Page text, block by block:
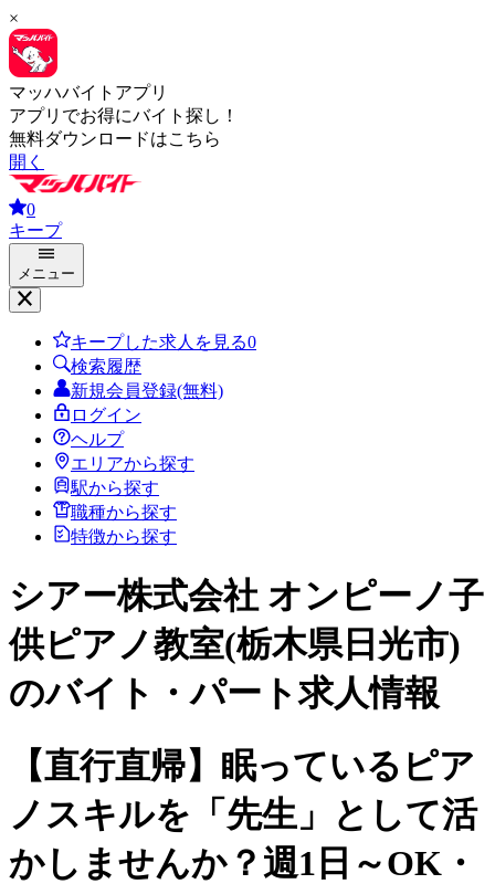
×
マッハバイトアプリ
アプリでお得にバイト探し！
無料ダウンロードはこちら
開く
0
キープ
メニュー
キープした求人を見る0
検索履歴
新規会員登録(無料)
ログイン
ヘルプ
エリアから探す
駅から探す
職種から探す
特徴から探す
シアー株式会社 オンピーノ子
供ピアノ教室(栃木県日光市)
のバイト・パート求人情報
【直行直帰】眠っているピア
ノスキルを「先生」として活
かしませんか？週1日～OK・